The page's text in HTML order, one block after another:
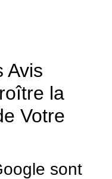
Avis
la
Votre
sont